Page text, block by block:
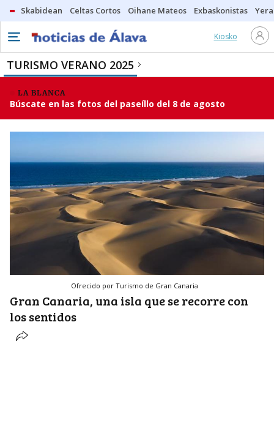
Skabidean Celtas Cortos Oihane Mateos Exbaskonistas
Kiosko
TURISMO VERANO 2025
LA BLANCA
Búscate en las fotos del paseíllo del 8 de agosto
Ofrecido por Turismo de Gran Canaria
Gran Canaria, una isla que se recorre con
los sentidos